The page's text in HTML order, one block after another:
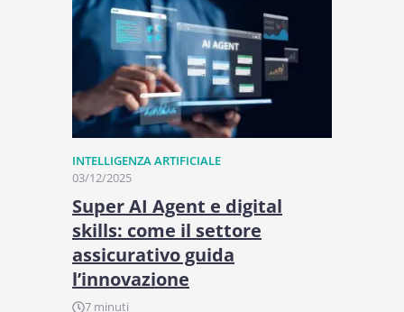
INTELLIGENZA ARTIFICIALE
03/12/2025
Super AI Agent e digital
skills: come il settore
assicurativo guida
l’innovazione
7 minuti